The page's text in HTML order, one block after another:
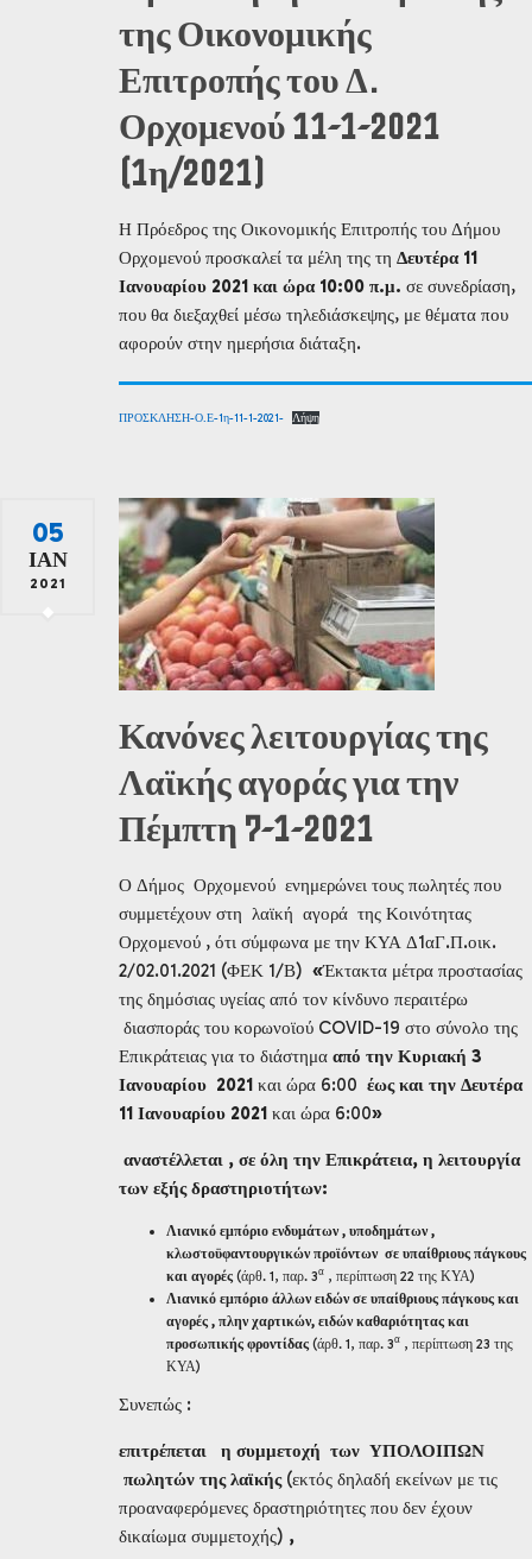
της Οικονομικής
Επιτροπής του Δ.
Ορχομενού 11-1-2021
(1η/2021)
Η Πρόεδρος της Οικονομικής Επιτροπής του Δήμου
Ορχομενού προσκαλεί τα μέλη της τη Δευτέρα 11
Ιανουαρίου 2021 και ώρα 10:00 π.μ. σε συνεδρίαση,
που θα διεξαχθεί μέσω τηλεδιάσκεψης, με θέματα που
αφορούν στην ημερήσια διάταξη.
ΠΡΟΣΚΛΗΣΗ-Ο.Ε-1η-11-1-2021- Λήψη
05
ΙΑΝ
2021
Κανόνες λειτουργίας της
Λαϊκής αγοράς για την
Πέμπτη 7-1-2021
Ο Δήμος Ορχομενού ενημερώνει τους πωλητές που
συμμετέχουν στη λαϊκή αγορά της Κοινότητας
Ορχομενού , ότι σύμφωνα με την ΚΥΑ Δ1αΓ.Π.οικ.
2/02.01.2021 (ΦΕΚ 1/Β) «Έκτακτα μέτρα προστασίας
της δημόσιας υγείας από τον κίνδυνο περαιτέρω
διασποράς του κορωνοϊού COVID-19 στο σύνολο της
Επικράτειας για το διάστημα από την Κυριακή 3
Ιανουαρίου 2021 και ώρα 6:00 έως και την Δευτέρα
11 Ιανουαρίου 2021 και ώρα 6:00»
αναστέλλεται , σε όλη την Επικράτεια, η λειτουργία
των εξής δραστηριοτήτων:
Λιανικό εμπόριο ενδυμάτων , υποδημάτων ,
κλωστοϋφαντουργικών προϊόντων σε υπαίθριους πάγκους
και αγορές (άρθ. 1, παρ. 3α , περίπτωση 22 της ΚΥΑ)
Λιανικό εμπόριο άλλων ειδών σε υπαίθριους πάγκους και
αγορές , πλην χαρτικών, ειδών καθαριότητας και
προσωπικής φροντίδας (άρθ. 1, παρ. 3α , περίπτωση 23 της
ΚΥΑ)
Συνεπώς :
επιτρέπεται η συμμετοχή των ΥΠΟΛΟΙΠΩΝ
πωλητών της λαϊκής(εκτός δηλαδή εκείνων με τις
προαναφερόμενες δραστηριότητες που δεν έχουν
δικαίωμα συμμετοχής) ,